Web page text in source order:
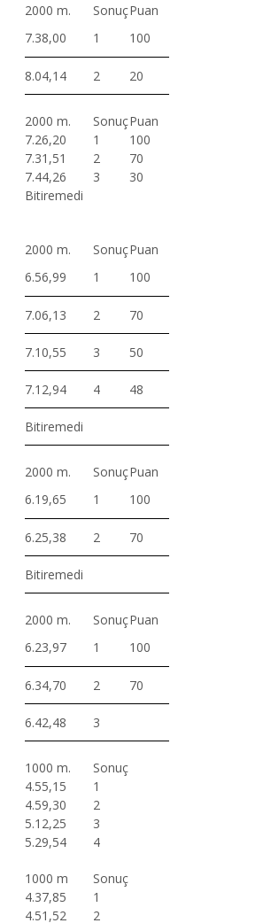
2000 m. SonuçPuan
7.38,00 1 100
8.04,14 2 20
2000 m. SonuçPuan
7.26,20 1
100
7.31,51 2
70
7.44,26 3
30
Bitiremedi
2000 m. SonuçPuan
6.56,99 1 100
7.06,13 2 70
7.10,55 3 50
7.12,94 4 48
Bitiremedi
2000 m. SonuçPuan
6.19,65 1 100
6.25,38 2 70
Bitiremedi
2000 m. SonuçPuan
6.23,97 1 100
6.34,70 2 70
6.42,48 3
1000 m.
Sonuç
4.55,15
1
4.59,30
2
5.12,25
3
5.29,54 4
1000 m
Sonuç
4.37,85
1
4.51,52 2